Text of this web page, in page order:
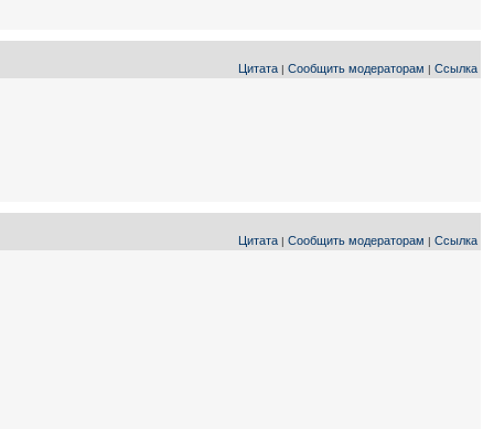
Цитата | Сообщить модераторам | Ссылка
Цитата | Сообщить модераторам | Ссылка